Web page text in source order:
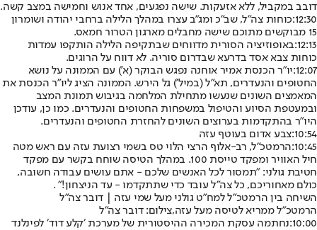
דובב במקביל, ללא אזעקות. שישה נפגעים, אחד אנוש וחמישה במצב קשה.
12:30: כוחות צה"ל, שב"כ ומג"ב עצרו במהלך הלילה ברחבי יהודה ושומרון
15 מבוקשים מתוכם שישה מחבלים מארגון הטרור חמאס.
12:13: באופוזיציה הסורית מדווחים שבתקיפה הלילה הותקפו עמדות
כוחות צבא אסד בדרעא שבדרום סוריה. לא דווח על הרוגים.
12:07: יו"ר הכנסת אמיר אוחנה נפגש הבוקר (א') עם הממונה על נושא
החטופים והנעדרים, תא"ל (במיל') גל הירש. הממונה הציג ליו״ר הכנסת את
המאמצים השונים שנעשו מתחילת המלחמה בגיבוש תמונת המצב
ובמעטפת הסיוע והטיפול במשפחות החטופים והנעדרים. כמו כן, עודכן
היו״ר בהתקדמות בערוצים השונים להחזרת החטופים והנעדרים.
10:54: צבע אדום בעוטף עזה
10:45: הרמטכ״ל, רב-אלוף הרצי הלוי טס בשמי רצועת עזה עם ראש מטה
חיל האוויר ומפקד טייסת 100. במהלך הטיסה שוחח בקשר עם מפקד
חטיבת גולני: "תמסור לכל האנשים שלכם - אתם עושים עבודה חשובה,
כולם מאחוריכם, כל צה״ל עובד כדי שתתקדמו - עד הניצחון!״ .
השיחה בין הרמטכ"ל למח"ט גולני מעל שמי עזה | דובר צה"ל
הרמטכ"ל ממריא לטיסה מעל עזה,צילום: דובר צה"ל
10:00: נחתמה עסקת המכירה ההיסטורית של מערכת ׳קלע דוד׳ לפינלנד